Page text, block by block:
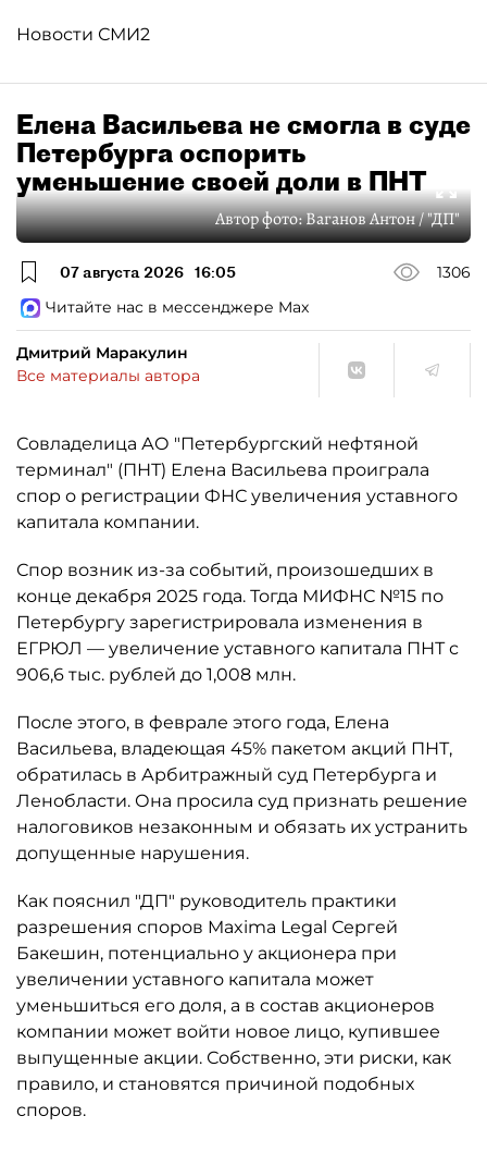
Новости СМИ2
Елена Васильева не смогла в суде
Петербурга оспорить
уменьшение своей доли в ПНТ
Автор фото:Ваганов Антон / "ДП"
07 августа 2026 16:05
1306
Читайте нас в мессенджере Max
Дмитрий Маракулин
Все материалы автора
Совладелица АО "Петербургский нефтяной
терминал" (ПНТ) Елена Васильева проиграла
спор о регистрации ФНС увеличения уставного
капитала компании.
Спор возник из-за событий, произошедших в
конце декабря 2025 года. Тогда МИФНС №15 по
Петербургу зарегистрировала изменения в
ЕГРЮЛ — увеличение уставного капитала ПНТ с
906,6 тыс. рублей до 1,008 млн.
После этого, в феврале этого года, Елена
Васильева, владеющая 45% пакетом акций ПНТ,
обратилась в Арбитражный суд Петербурга и
Ленобласти. Она просила суд признать решение
налоговиков незаконным и обязать их устранить
допущенные нарушения.
Как пояснил "ДП" руководитель практики
разрешения споров Maxima Legal Сергей
Бакешин, потенциально у акционера при
увеличении уставного капитала может
уменьшиться его доля, а в состав акционеров
компании может войти новое лицо, купившее
выпущенные акции. Собственно, эти риски, как
правило, и становятся причиной подобных
споров.